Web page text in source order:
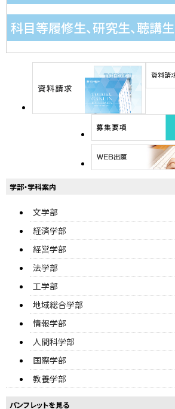
科目等履修生、研究生、聴講生
学部・学科案内
文学部
経済学部
経営学部
法学部
工学部
地域総合学部
情報学部
人間科学部
国際学部
教養学部
パンフレットを見る